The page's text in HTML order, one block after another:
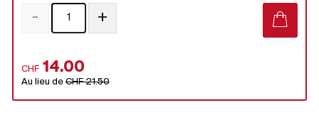
CHF 14.00
Au lieu deCHF 21.50
- +